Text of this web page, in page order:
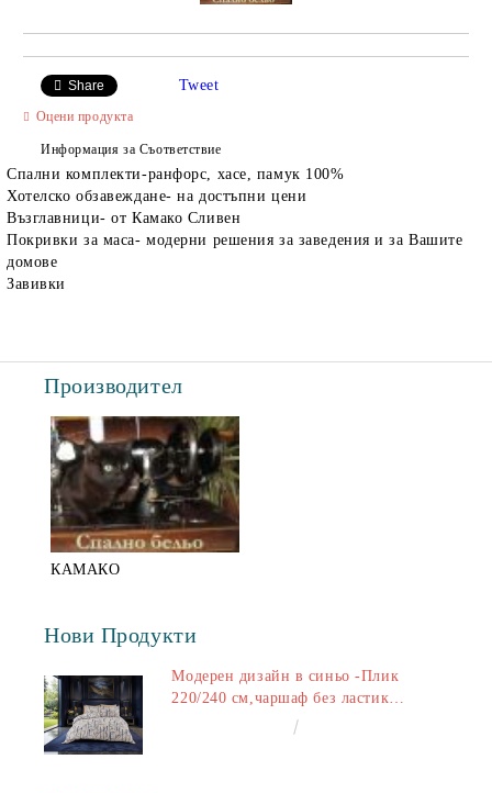
Share Tweet
Оцени продукта
Информация за Съответствие
Спални комплекти-ранфорс, хасе, памук 100%
Хотелско обзавеждане- на достъпни цени
Възглавници- от Камако Сливен
Покривки за маса- модерни решения за заведения и за Вашите
домове
Завивки
Производител
КАМАКО
Нови Продукти
Модерен дизайн в синьо -Плик
220/240 см,чаршаф без ластик
240/260 см,калъфки 2+2